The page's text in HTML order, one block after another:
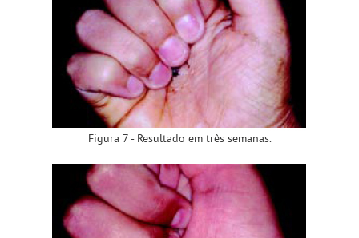
Figura 7 - Resultado em três semanas.